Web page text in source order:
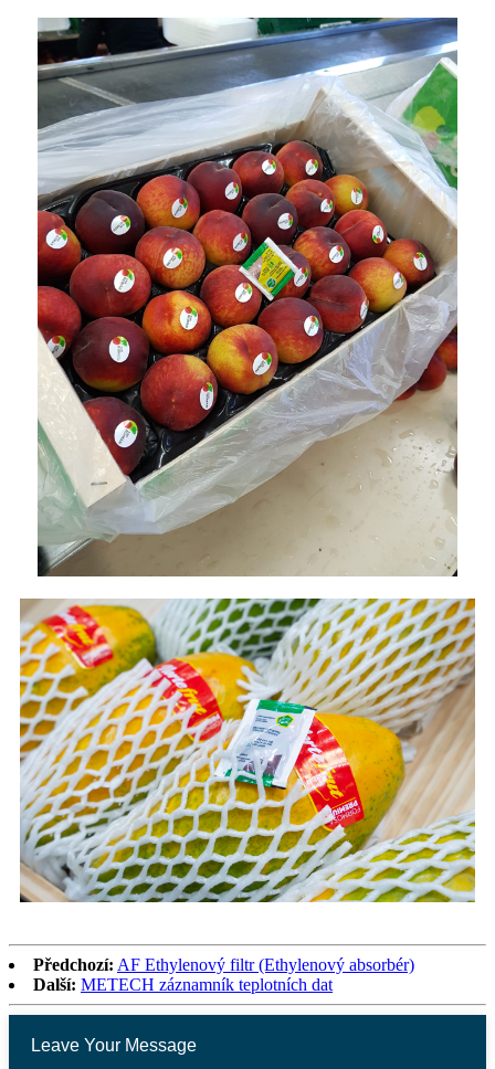
Předchozí: AF Ethylenový filtr (Ethylenový absorbér)
Další: METECH záznamník teplotních dat